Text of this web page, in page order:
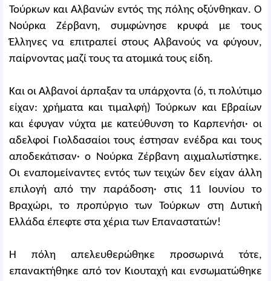
Τούρκων και Αλβανών εντός της πόλης οξύνθηκαν. Ο
Νούρκα Zέρβανη, συμφώνησε κρυφά με τους
Έλληνες να επιτραπεί στους Αλβανούς να φύγουν,
παίρνοντας μαζί τους τα ατομικά τους είδη.
Και οι Αλβανοί άρπαξαν τα υπάρχοντα (ό, τι πολύτιμο
είχαν: χρήματα και τιμαλφή) Τούρκων και Εβραίων
και έφυγαν νύχτα με κατεύθυνση το Καρπενήσι· οι
αδελφοί Γιολδασαίοι τους έστησαν ενέδρα και τους
αποδεκάτισαν· ο Νούρκα Zέρβανη αιχμαλωτίστηκε.
Οι εναπομείναντες εντός των τειχών δεν είχαν άλλη
επιλογή από την παράδοση· στις 11 Ιουνίου το
Βραχώρι, το προπύργιο των Τούρκων στη Δυτική
Ελλάδα έπεφτε στα χέρια των Επαναστατών!
Η πόλη απελευθερώθηκε προσωρινά τότε,
επανακτήθηκε από τον Κιουταχή και ενσωματώθηκε